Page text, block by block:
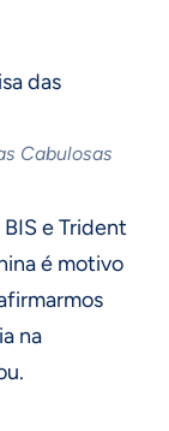
Cabulosas
e Trident
é motivo
na